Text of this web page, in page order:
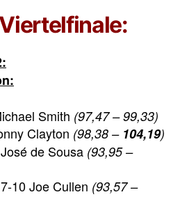
Smith (97,47 – 99,33)
Clayton (98,38 – 104,19)
de Sousa (93,95 –
10 Joe Cullen (93,57 –